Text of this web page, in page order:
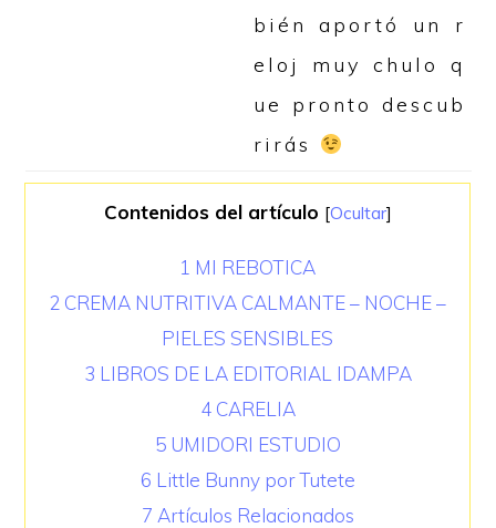
bién aportó un r
eloj muy chulo q
ue pronto descub
rirás
Contenidos del artículo [Ocultar]
1 MI REBOTICA
2 CREMA NUTRITIVA CALMANTE – NOCHE –
PIELES SENSIBLES
3 LIBROS DE LA EDITORIAL IDAMPA
4CARELIA
5UMIDORI ESTUDIO
6 Little Bunny por Tutete
7 Artículos Relacionados